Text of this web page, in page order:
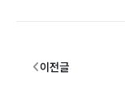
이전글